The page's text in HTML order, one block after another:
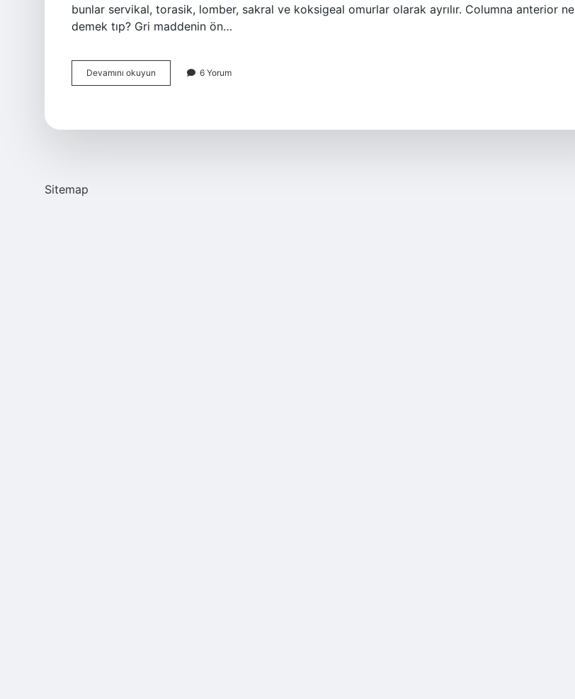
bunlar servikal, torasik, lomber, sakral ve koksigeal omurlar olarak ayrılır. Columna anterior ne
demek tıp? Gri maddenin ön…
Devamını okuyun Columna
Caelata
6 Yorum
Sitemap